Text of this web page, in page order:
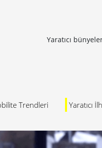
Yaratıcı
Trendleri Yaratıcı